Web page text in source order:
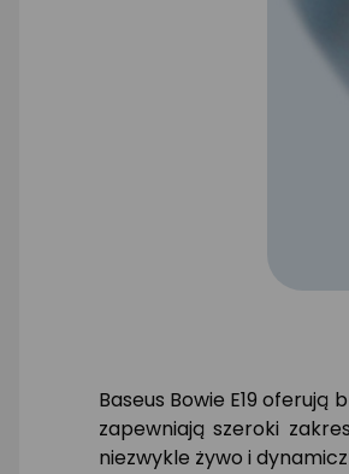
Baseus Bowie E19
zapewniają szeroki
niezwykle żywo i